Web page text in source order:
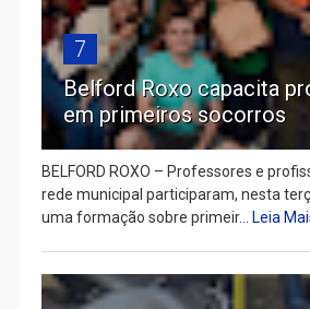
7
Belford Roxo capacita
em primeiros socorros
BELFORD ROXO – Professores e
rede municipal participaram, nesta
uma formação sobre primeir...
Leia